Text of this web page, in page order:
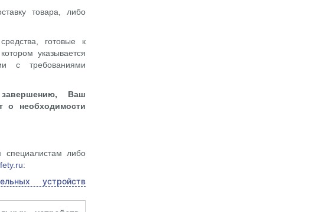
товара, либо
готовые к
указывается
с требованиями
Ваш
о необходимости
либо
:
устройств